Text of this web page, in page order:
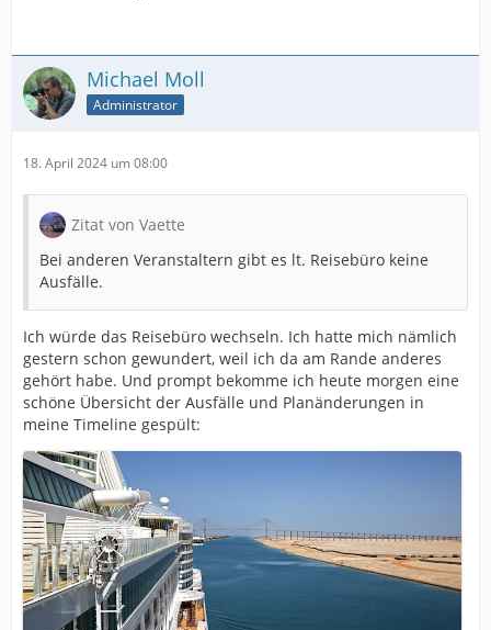
Michael Moll
Administrator
18. April 2024 um 08:00
Zitat von Vaette
Bei anderen Veranstaltern gibt es lt. Reisebüro keine
Ausfälle.
Ich würde das Reisebüro wechseln. Ich hatte mich nämlich
gestern schon gewundert, weil ich da am Rande anderes
gehört habe. Und prompt bekomme ich heute morgen eine
schöne Übersicht der Ausfälle und Planänderungen in
meine Timeline gespült: